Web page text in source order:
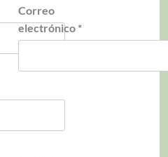
Correo
electrónico *